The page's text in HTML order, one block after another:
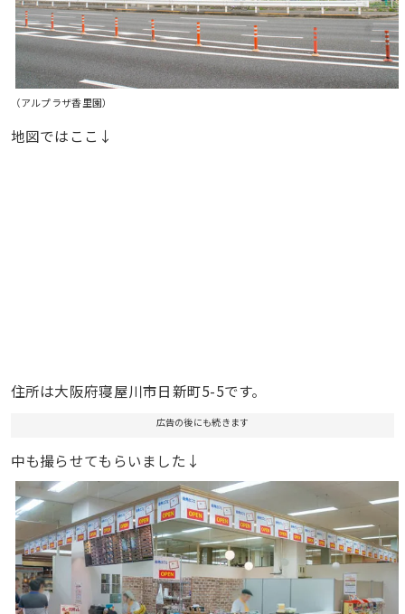
（アルプラザ香里園）
地図ではここ↓
住所は大阪府寝屋川市日新町5-5です。
広告の後にも続きます
中も撮らせてもらいました↓